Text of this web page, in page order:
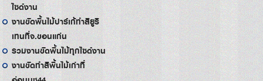
ไซด์งาน
งานขัดพื้นไม้ปาร์เก้ทำสียูริ
เทนที่จ.ขอนแก่น
รวมงานขัดพื้นไม้ทุกไซด์งาน
งานขัดทำสีพื้นไม้เก่าที่